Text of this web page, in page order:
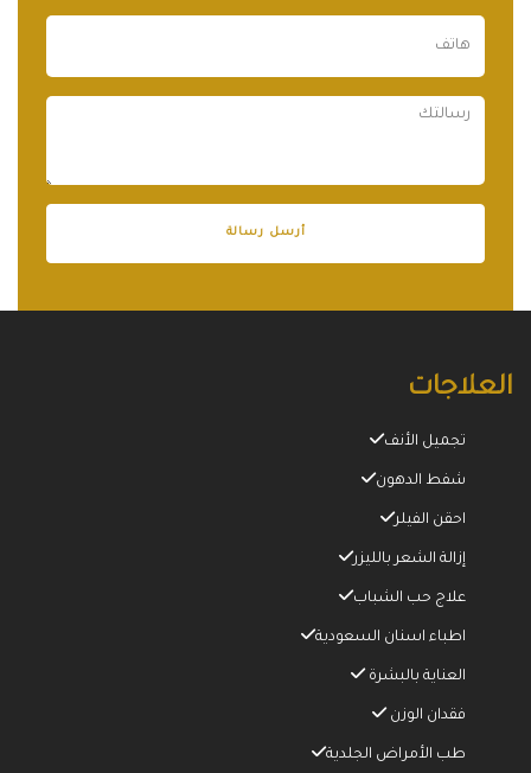
العلاجات
تجميل الأنف
شفط الدهون
احقن الفيلر
إزالة الشعر بالليزر
علاج حب الشباب
اطباء اسنان السعودية
العناية بالبشرة
فقدان الوزن
طب الأمراض الجلدية